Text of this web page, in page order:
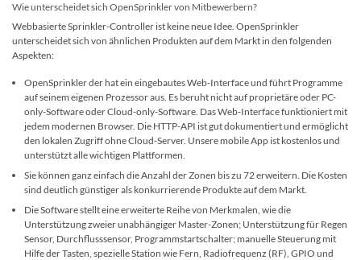
Wie unterscheidet sich OpenSprinkler von Mitbewerbern?
Webbasierte Sprinkler-Controller ist keine neue Idee. OpenSprinkler
unterscheidet sich von ähnlichen Produkten auf dem Markt in den folgenden
Aspekten:
OpenSprinkler der hat ein eingebautes Web-Interface und führt Programme
auf seinem eigenen Prozessor aus. Es beruht nicht auf proprietäre oder PC-
only-Software oder Cloud-only-Software. Das Web-Interface funktioniert mit
jedem modernen Browser. Die HTTP-API ist gut dokumentiert und ermöglicht
den lokalen Zugriff ohne Cloud-Server. Unsere mobile App ist kostenlos und
unterstützt alle wichtigen Plattformen.
Sie können ganz einfach die Anzahl der Zonen bis zu 72 erweitern. Die Kosten
sind deutlich günstiger als konkurrierende Produkte auf dem Markt.
Die Software stellt eine erweiterte Reihe von Merkmalen, wie die
Unterstützung zweier unabhängiger Master-Zonen; Unterstützung für Regen
Sensor, Durchflusssensor, Programmstartschalter; manuelle Steuerung mit
Hilfe der Tasten, spezielle Station wie Fern, Radiofrequenz (RF), GPIO und